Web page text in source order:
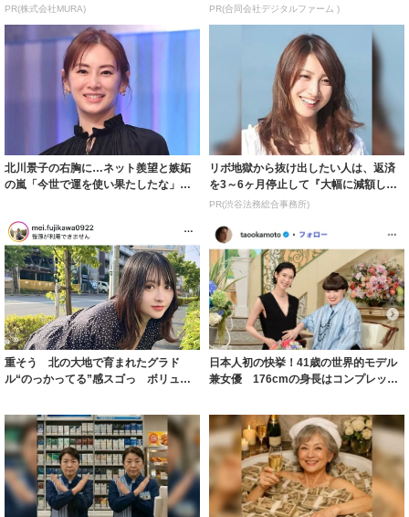
PR(株式会社MURA) PR(合同会社デジタルファーム )
北川景子の右胸に…ネット羨望と嫉妬
の嵐「今世で運を使い果たしたな」
リボ地獄から抜け出したい人は、返済
を3～6ヶ月停止して『大幅に減額して
から返済す...
PR(渋谷法務総合事務所)
重そう 北の大地で育まれたグラド
ル“のっかってる”感スゴっ ボリュー
日本人初の快挙！41歳の世界的モデル
兼女優 176cmの身長はコンプレック